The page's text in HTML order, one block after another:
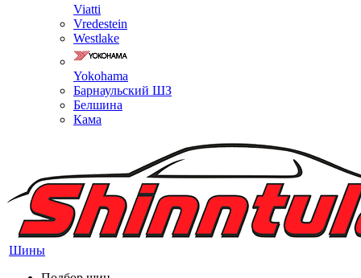
Viatti
Vredestein
Westlake
Yokohama
Барнаульский ШЗ
Белшина
Кама
Шины